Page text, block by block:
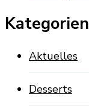
Kategorien
Aktuelles
Desserts